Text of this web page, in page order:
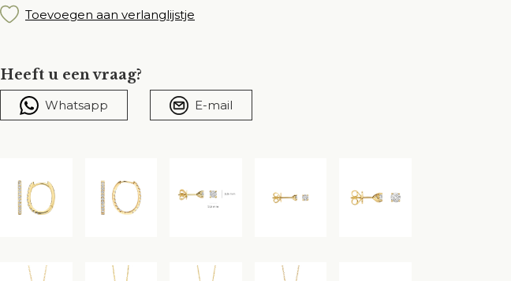
Toevoegen aan verlanglijstje
Heeft u een vraag?
Whatsapp E-mail